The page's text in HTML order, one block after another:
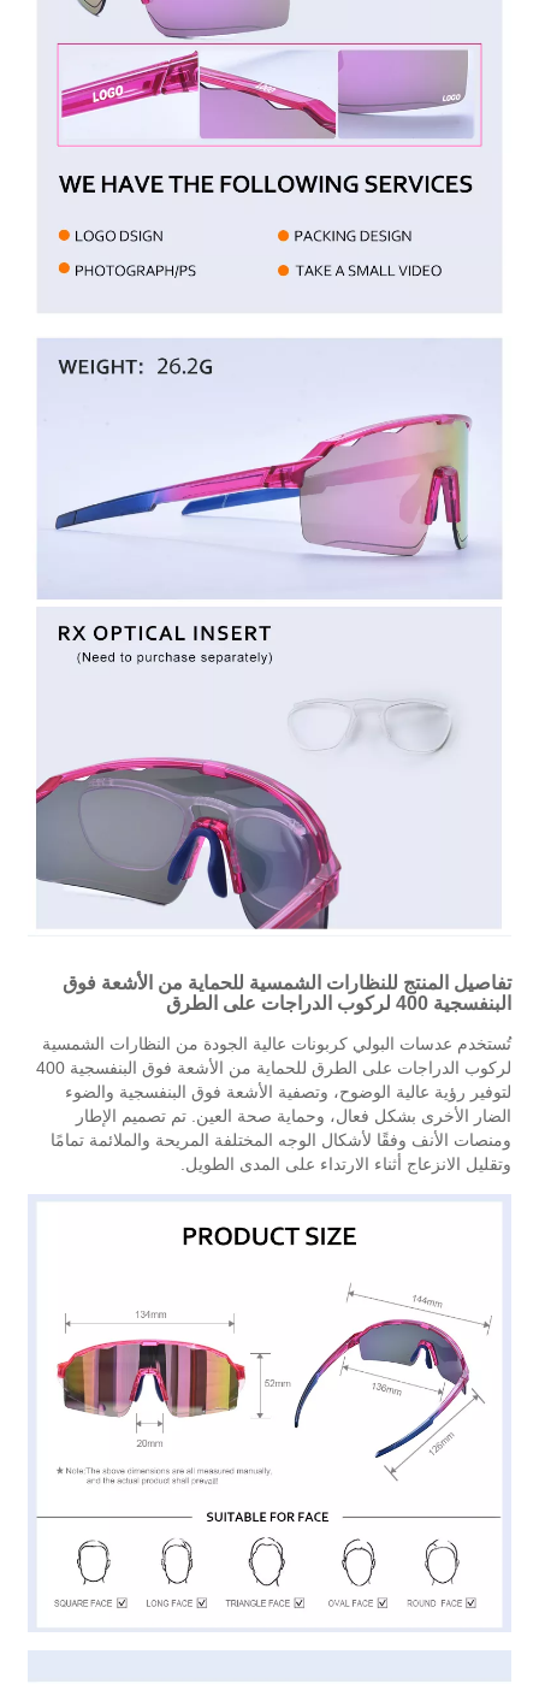
تفاصيل المنتج للنظارات الشمسية للحماية من الأشعة فوق
البنفسجية 400 لركوب الدراجات على الطرق
تُستخدم عدسات البولي كربونات عالية الجودة من النظارات الشمسية
لركوب الدراجات على الطرق للحماية من الأشعة فوق البنفسجية 400
لتوفير رؤية عالية الوضوح، وتصفية الأشعة فوق البنفسجية والضوء
الضار الأخرى بشكل فعال، وحماية صحة العين. تم تصميم الإطار
ومنصات الأنف وفقًا لأشكال الوجه المختلفة المريحة والملائمة تمامًا
وتقليل الانزعاج أثناء الارتداء على المدى الطويل.